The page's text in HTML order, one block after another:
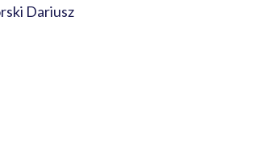
Dariusz